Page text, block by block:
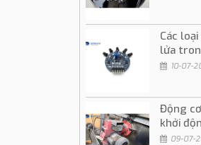
Các
lửa
đốt dầu
10-07-
Động
khởi
và cách
09-07-